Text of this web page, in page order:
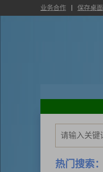
业务合作 保存桌面
热门搜索：